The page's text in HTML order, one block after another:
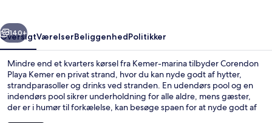
Næste
140+
OversigtVærelserBeliggenhedPolitikker
Mindre end et kvarters kørsel fra Kemer-marina tilbyder Corendon
Playa Kemer en privat strand, hvor du kan nyde godt af hytter,
strandparasoller og drinks ved stranden. En udendørs pool og en
indendørs pool sikrer underholdning for alle aldre, mens gæster,
der er i humør til forkælelse, kan besøge spaen for at nyde godt af